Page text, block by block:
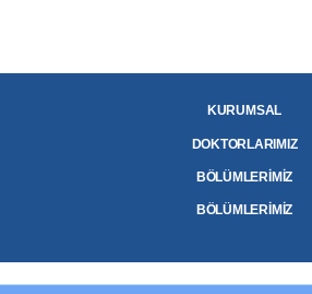
KURUMSAL
DOKTORLARIMIZ
BÖLÜMLERİMİZ
BÖLÜMLERİMİZ